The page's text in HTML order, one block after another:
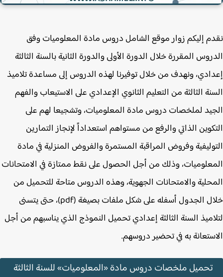
إليكم زوار موقع الشامل دروس مادة المعلوميات وفق
المقررة خلال الدورة الأولى والدورة الثانية بالسنة الثالثة
ونهدف من خلال توفيرنا لهذه الدروس إلى مساعدة تلاميذ
الثالثة من التعليم الثانوي الإعدادي على الاستيعاب والفهم
لملخصات دروس مادة المعلوميات، وتشجيعا لهم على
الذاتي والرفع من مستواهم استعداداً لإنجاز التمارين
وفروض المراقبة المستمرة والفروض المنزلية في مادة
وذلك من أجل الحصول على نقط ممتازة في الامتحانات
والامتحانات الجهوية، وهذه الدروس متاحة للتحميل من
خلال الجدول أسفله على شكل ملفات بصيغة (pdf)، حتى يتسنى
السنة الثالثة إعدادي تحميل النموذج الذي يناسبهم من أجل
به في تحضير دروسهم.
تحميل ملخصات دروس مادة «المعلوميات» للسنة الثالثة